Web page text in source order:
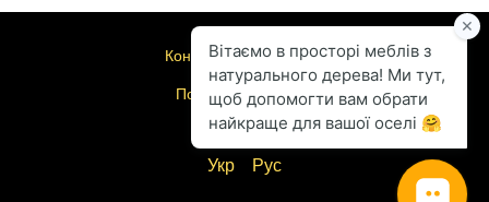
Контактна інформація
Повна версія сайту
© 2004-2026
Укр Рус